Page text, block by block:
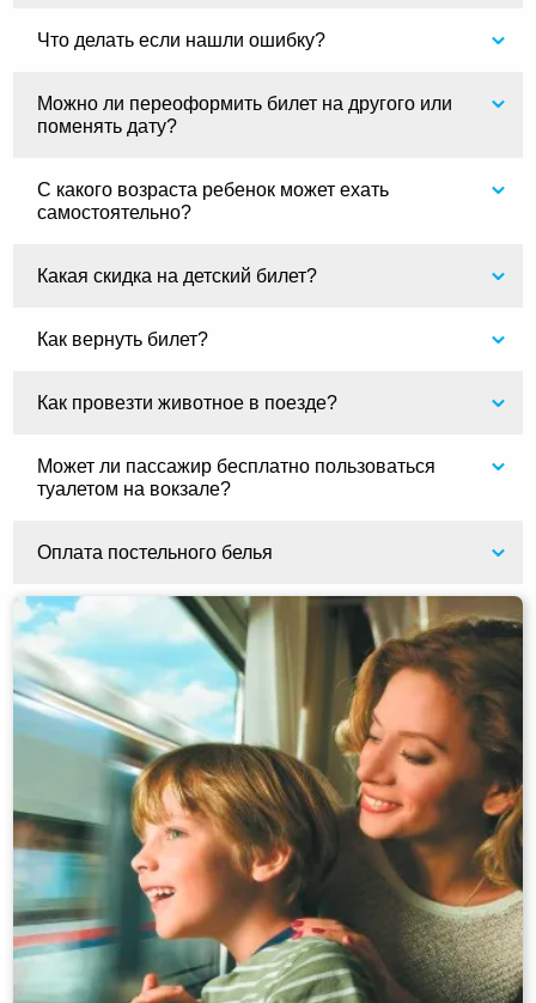
Что делать если нашли ошибку?
Можно ли переоформить билет на другого или
поменять дату?
С какого возраста ребенок может ехать
самостоятельно?
Какая скидка на детский билет?
Как вернуть билет?
Как провезти животное в поезде?
Может ли пассажир бесплатно пользоваться
туалетом на вокзале?
Оплата постельного белья